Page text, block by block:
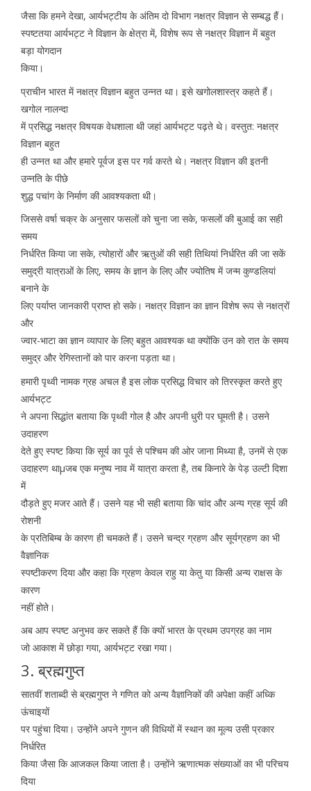
जैसा कि हमने देखा, आर्यभट्टीय के अंतिम दो विभाग नक्षत्र विज्ञान से सम्बद्ध हैं।
स्पष्टतया आर्यभट्ट ने विज्ञान के क्षेत्रा में, विशेष रूप से नक्षत्र विज्ञान में बहुत
बड़ा योगदान
किया।
प्राचीन भारत में नक्षत्र विज्ञान बहुत उन्नत था। इसे खगोलशास्त्र कहते हैं।
खगोल नालन्दा
में प्रसिद्ध नक्षत्र विषयक वेधशाला थी जहां आर्यभट्ट पढ़ते थे। वस्तुत: नक्षत्र
विज्ञान बहुत
ही उन्नत था और हमारे पूर्वज इस पर गर्व करते थे। नक्षत्र विज्ञान की इतनी
उन्नति के पीछे
शुद्ध पचांग के निर्माण की आवश्यकता थी।
जिससे वर्षा चक्र के अनुसार फसलों को चुना जा सके, फसलों की बुआई का सही
समय
निर्धरित किया जा सके, त्योहारों और ऋतुओं की सही तिथियां निर्धरित की जा सकें
समुद्री यात्राओं के लिए, समय के ज्ञान के लिए और ज्योतिष में जन्म कुण्डलियां
बनाने के
लिए पर्याप्त जानकारी प्राप्त हो सके। नक्षत्र विज्ञान का ज्ञान विशेष रूप से नक्षत्रों
और
ज्वार-भाटा का ज्ञान व्यापार के लिए बहुत आवश्यक था क्योंकि उन को रात के समय
समुद्र और रेगिस्तानों को पार करना पड़ता था।
हमारी पृथ्वी नामक ग्रह अचल है इस लोक प्रसिद्ध विचार को तिरस्कृत करते हुए
आर्यभट्ट
ने अपना सिद्धांत बताया कि पृथ्वी गोल है और अपनी धुरी पर घूमती है। उसने
उदाहरण
देते हुए स्पष्ट किया कि सूर्य का पूर्व से पश्चिम की ओर जाना मिथ्या है, उनमें से एक
उदाहरण थाμजब एक मनुष्य नाव में यात्रा करता है, तब किनारे के पेड़ उल्टी दिशा
में
दौड़ते हुए मजर आते हैं। उसने यह भी सही बताया कि चांद और अन्य ग्रह सूर्य की
रोशनी
के प्रतिबिम्ब के कारण ही चमकते हैं। उसने चन्द्र ग्रहण और सूर्यग्रहण का भी
वैज्ञानिक
स्पष्टीकरण दिया और कहा कि ग्रहण केवल राहु या केतु या किसी अन्य राक्षस के
कारण
नहीं होते।
अब आप स्पष्ट अनुभव कर सकते हैं कि क्यों भारत के प्रथम उपग्रह का नाम
जो आकाश में छोड़ा गया, आर्यभट्ट रखा गया।
3. ब्रह्मगुप्त
सातवीं शताब्दी से ब्रह्मगुप्त ने गणित को अन्य वैज्ञानिकों की अपेक्षा कहीं अध्कि
ऊंचाइयों
पर पहुंचा दिया। उन्होंने अपने गुणन की विधियों में स्थान का मूल्य उसी प्रकार
निर्धरित
किया जैसा कि आजकल किया जाता है। उन्होंने ऋणात्मक संख्याओं का भी परिचय
दिया